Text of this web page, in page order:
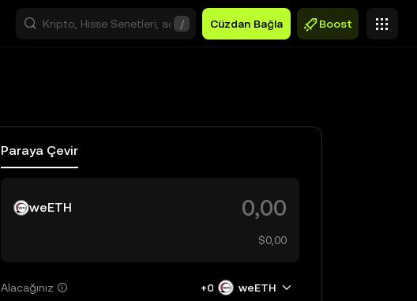
/ Cüzdan Bağla Boost
Paraya Çevir
weETH
$0,00
Alacağınız +0 weETH